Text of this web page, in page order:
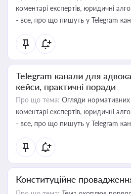
коментарі експертів, юридичні
- все, про що пишуть у Telegram
Telegram канали для
кейси, практичні поради
Про що тема: Огляди нормативних
коментарі експертів, юридичні
- все, про що пишуть у Telegram
Конституційне